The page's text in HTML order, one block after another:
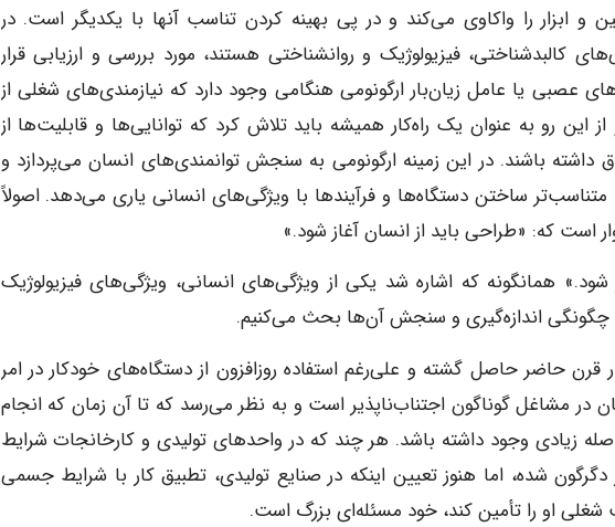
و ابزار را واکاوی می‌کند و در پی بهینه کردن تناسب آنها با یکدیگر است. در
کالبدشناختی، فیزیولوژیک و روانشناختی هستند، مورد بررسی و ارزیابی قرار
عصبی یا عامل زیان‌بار ارگونومی هنگامی وجود دارد که نیازمندی‌های شغلی از
این رو به عنوان یک راه‌کار همیشه باید تلاش کرد که توانایی‌ها و قابلیت‌ها از
باشند. در این زمینه ارگونومی به سنجش توانمندی‌های انسان می‌پردازد و
ساختن دستگاه‌ها و فرآیندها با ویژگی‌های انسانی یاری می‌دهد. اصولاً
است که: «طراحی باید از انسان آغاز شود.»
همانگونه که اشاره شد یکی از ویژگی‌های انسانی، ویژگی‌های فیزیولوژیک
چگونگی اندازه‌گیری و سنجش آن‌ها بحث می‌کنیم.
حاضر حاصل گشته و علی‌رغم استفاده روزافزون از دستگاه‌های خودکار در امر
در مشاغل گوناگون اجتناب‌ناپذیر است و به نظر می‌رسد که تا آن زمان که انجام
زیادی وجود داشته باشد. هر چند که در واحدهای تولیدی و کارخانجات شرایط
شده، اما هنوز تعیین اینکه در صنایع تولیدی، تطبیق کار با شرایط جسمی
او را تأمین کند، خود مسئله‌ای بزرگ است.